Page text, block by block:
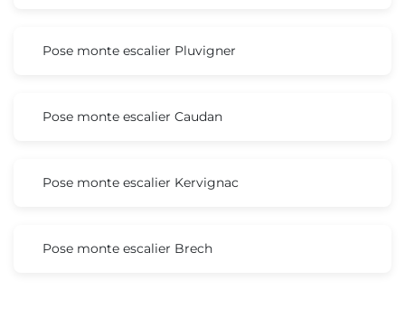
Pose monte escalier Pluvigner
Pose monte escalier Caudan
Pose monte escalier Kervignac
Pose monte escalier Brech